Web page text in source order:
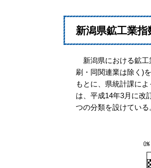
新潟県鉱工業指
新潟県における鉱工
刷・同関連業は除く)
もとに、県統計課に
は、平成14年3月に改
つの分類を設けている